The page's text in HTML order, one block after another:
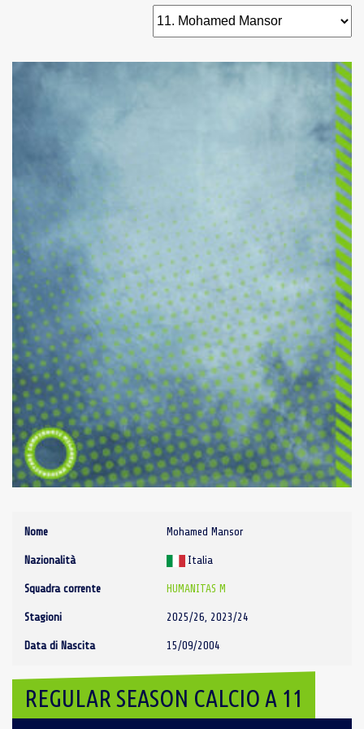
Nome Mohamed Mansor
Nazionalità Italia
Squadra corrente HUMANITAS M
Stagioni 2025/26, 2023/24
Data di Nascita 15/09/2004
REGULAR SEASON CALCIO A 11